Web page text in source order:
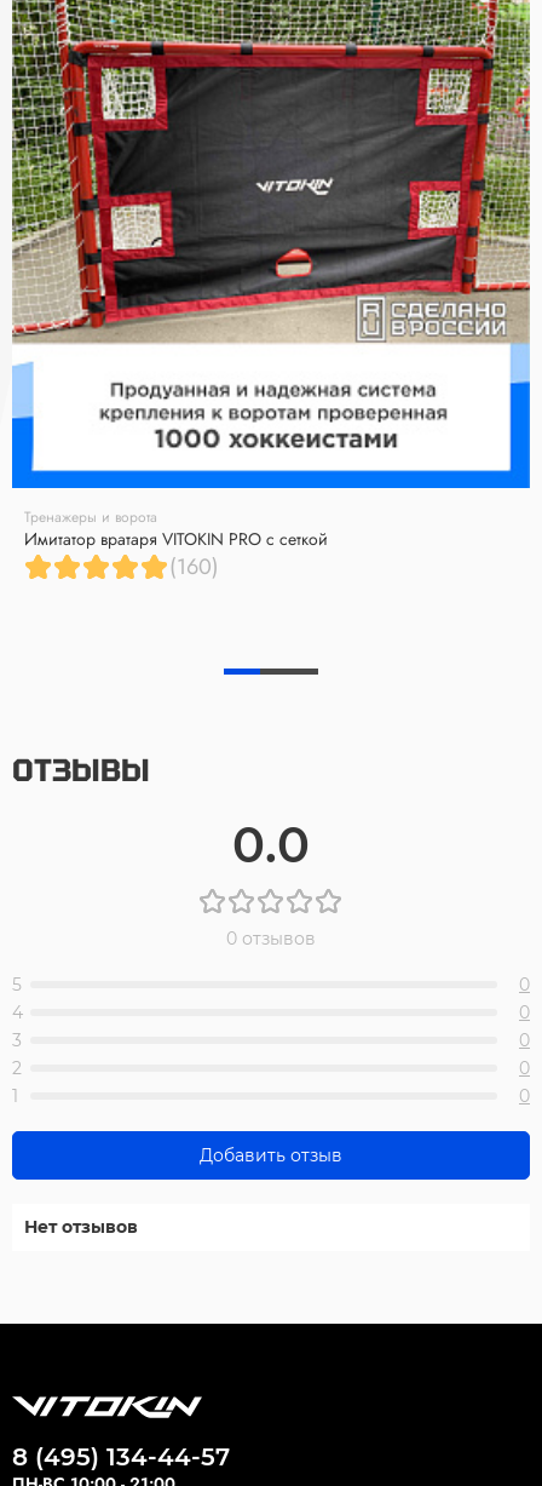
Тренажеры и ворота
Имитатор вратаря VITOKIN PRO с сеткой
(160)
ОТЗЫВЫ
0.0
0 отзывов
5
0
4
0
3
0
2
0
1
0
Добавить отзыв
Нет отзывов
8 (495) 134-44-57